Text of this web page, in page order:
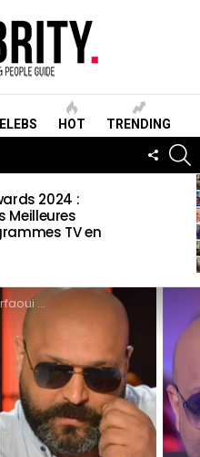
HOT TRENDING
2024 :
Meilleures
TV en
Contact & Informations